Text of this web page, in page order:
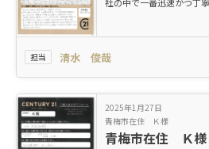
担当 清水 俊哉
2025年1月27日
青梅市在住 Ｋ様
青梅市在住 Ｋ様